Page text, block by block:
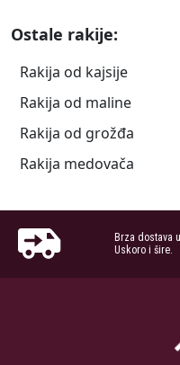
Ostale rakije:
Rakija od kajsije
Rakija od maline
Rakija od grožđa
Rakija medovača
Brza dostava
Uskoro i šire.